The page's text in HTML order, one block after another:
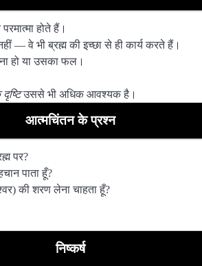
होते हैं।
— वे भी ब्रह्म की इच्छा से ही कार्य करते हैं।
हो या उसका फल।
दृष्टिउससे भी अधिक आवश्यक है।
आत्मचिंतन के प्रश्न
पर?
पाता हूँ?
की शरण लेना चाहता हूँ?
निष्कर्ष